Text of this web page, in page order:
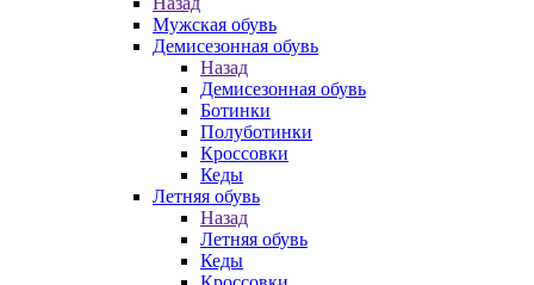
Мужская обувь
Демисезонная обувь
Назад
Демисезонная обувь
Ботинки
Полуботинки
Кроссовки
Кеды
Летняя обувь
Назад
Летняя обувь
Кеды